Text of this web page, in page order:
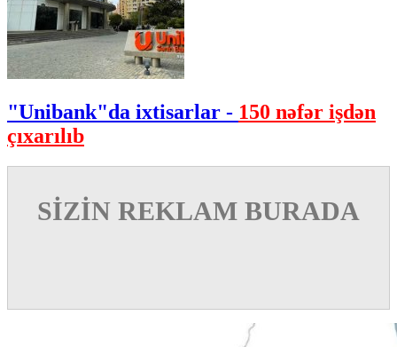
"Unibank"da ixtisarlar - 150 nəfər işdən
çıxarılıb
SİZİN REKLAM BURADA